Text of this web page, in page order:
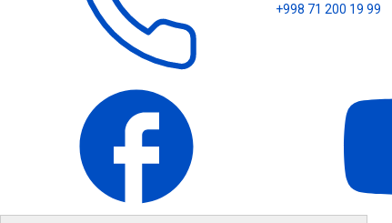
+998 71 200 19 99